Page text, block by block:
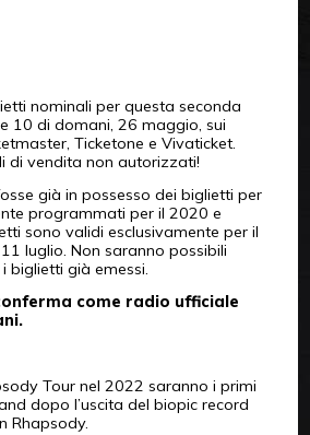
nominali per questa seconda
10 di domani, 26 maggio, sui
Ticketone e Vivaticket.
di vendita non autorizzati!
già in possesso dei biglietti per
programmati per il 2020 e
sono validi esclusivamente per il
luglio. Non saranno possibili
biglietti già emessi.
come radio ufficiale
Tour nel 2022 saranno i primi
dopo l’uscita del biopic record
Rhapsody.